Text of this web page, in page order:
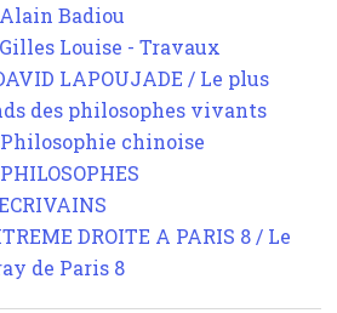
Badiou
Louise - Travaux
LAPOUJADE / Le plus
des philosophes vivants
chinoise
DROITE A PARIS 8 / Le
de Paris 8